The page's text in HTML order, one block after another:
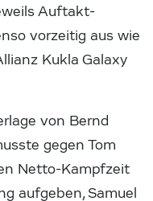
Auftakt-
vorzeitig aus wie
Kukla Galaxy
von Bernd
gegen Tom
Netto-Kampfzeit
aufgeben, Samuel